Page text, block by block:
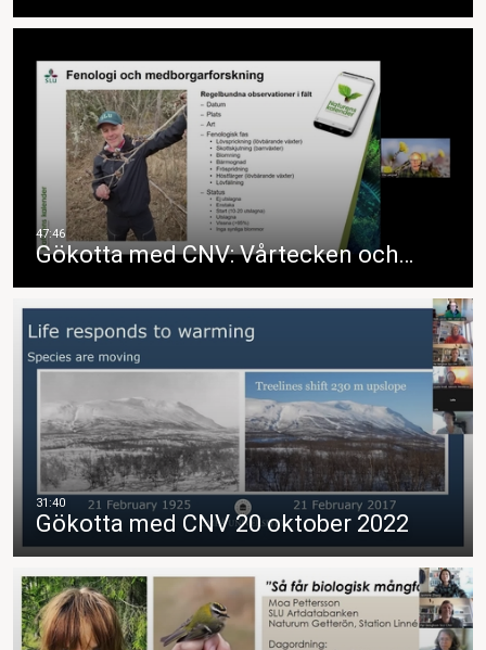
Gökotta med CNV: Vårtecken och…
Gökotta med CNV 20 oktober 2022